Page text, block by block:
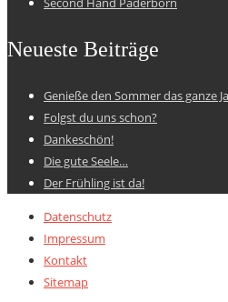
Neueste Beiträge
Genieße den Sommer das ganze
Folgst du uns schon?
Dankeschön!
Die gute Seele…
Der Frühling ist da!
Datenschutz
Impressum
Kontakt
Sitemap